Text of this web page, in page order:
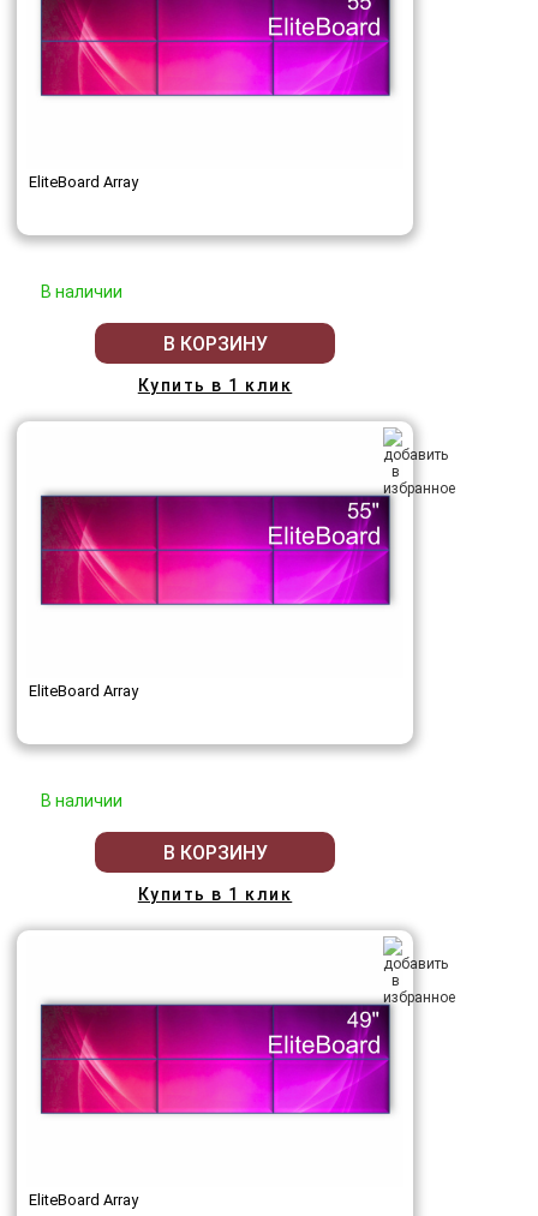
EliteBoard Array
В наличии
В КОРЗИНУ
Купить в 1 клик
EliteBoard Array
В наличии
В КОРЗИНУ
Купить в 1 клик
EliteBoard Array